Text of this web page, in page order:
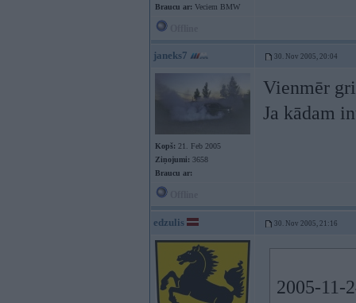
Braucu ar: Veciem BMW
janeks7 30. Nov 2005, 20:04
Kopš: 21. Feb 2005
Ziņojumi: 3658
Braucu ar:
Vienmēr
Ja kādam
edzulis 30. Nov 2005, 21:16
2005-11-